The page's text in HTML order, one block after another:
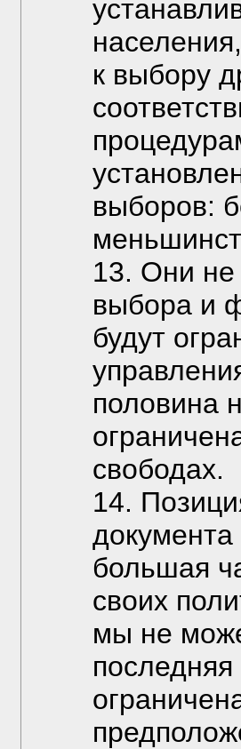
к выбору
выборов:
13. Они не
выбора и
будут
половина
свободах.
14.
документа
большая
своих
мы не